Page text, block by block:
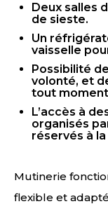
Deux salles
de sieste.
Un
vaisselle
Possibilité
volonté, et
tout
L’accès à
organisés
réservés à
Mutinerie
flexible et